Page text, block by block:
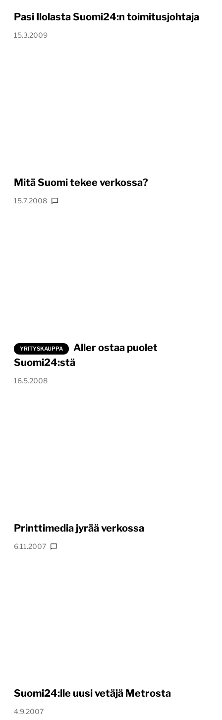
Pasi Ilolasta Suomi24:n toimitusjohtaja
15.3.2009
Mitä Suomi tekee verkossa?
15.7.2008
YRITYSKAUPPA
Aller ostaa puolet
Suomi24:stä
16.5.2008
Printtimedia jyrää verkossa
6.11.2007
Suomi24:lle uusi vetäjä Metrosta
4.9.2007